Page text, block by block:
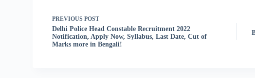
PREVIOUSPOST
Delhi Police Head Constable Recruitment 2022
Notification, Apply Now, Syllabus, Last Date, Cut of
Marks more in Bengali!